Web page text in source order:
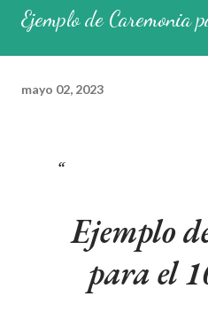
Ejemplo de Caremonia
mayo 02, 2023
Ejemplo
para el